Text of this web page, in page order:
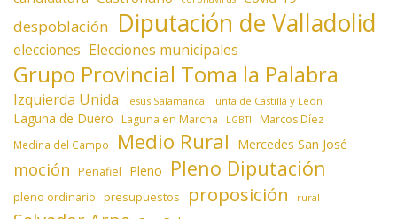
despoblación Diputación de Valladolid
elecciones Elecciones municipales
Grupo Provincial Toma la Palabra
Izquierda Unida Jesús Salamanca Junta de Castilla y León
Laguna de Duero Laguna en Marcha LGBTI Marcos Díez
Medina del Campo Medio Rural Mercedes San José
moción Peñafiel Pleno Pleno Diputación
pleno ordinario presupuestos proposición rural